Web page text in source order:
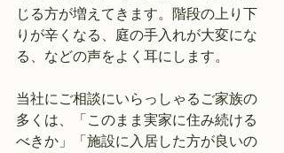
じる方が増えてきます。階段の上り下
りが辛くなる、庭の手入れが大変にな
る、などの声をよく耳にします。
当社にご相談にいらっしゃるご家族の
多くは、「このまま実家に住み続ける
べきか」「施設に入居した方が良いの